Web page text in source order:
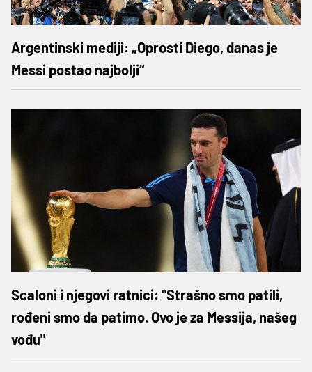
Argentinski mediji: „Oprosti Diego, danas je
Messi postao najbolji“
Scaloni i njegovi ratnici: "Strašno smo patili,
rođeni smo da patimo. Ovo je za Messija, našeg
vođu"